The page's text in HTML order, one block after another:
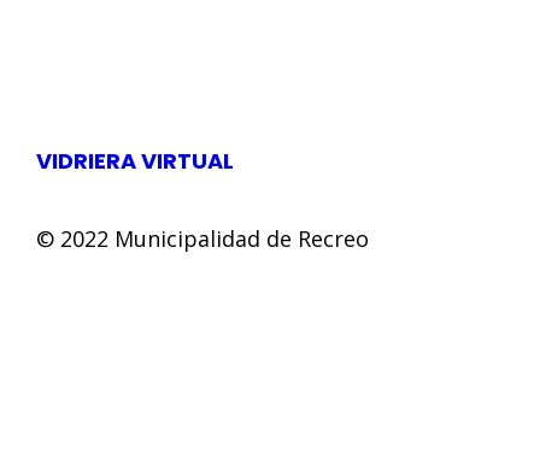
VIDRIERA VIRTUAL
© 2022 Municipalidad de Recreo